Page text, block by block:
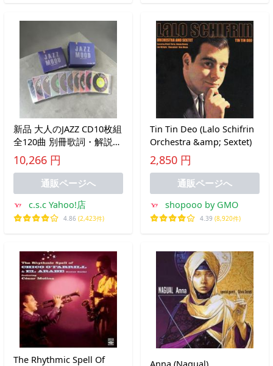
新品 大人のJAZZ CD10枚組
全120曲 別冊歌詞・解説書
つき／ボックスケース入り
(CD) DCU2891-900
10,266 円
通販ページへ
c.s.c Yahoo!店
4.86 (2,423件)
Tin Tin Deo (Lalo Schifrin
Orchestra &amp; Sextet)
2,850 円
通販ページへ
shopooo by GMO
4.39 (8,920件)
The Rhythmic Spell Of
Anna (Nagual)